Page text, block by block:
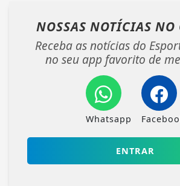
NOSSAS NOTÍCIAS NO
Receba as notícias do
no seu app favorito de
Whatsapp
ENTRAR